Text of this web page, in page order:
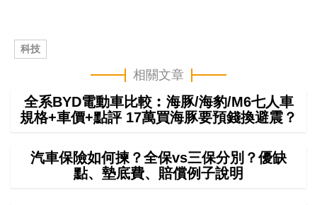
科技
相關文章
全系BYD電動車比較︰海豚/海豹/M6七人車
規格+車價+點評 17萬買海豚要預錢換避震？
汽車保險如何揀？全保vs三保分別？優缺
點、墊底費、賠償例子說明